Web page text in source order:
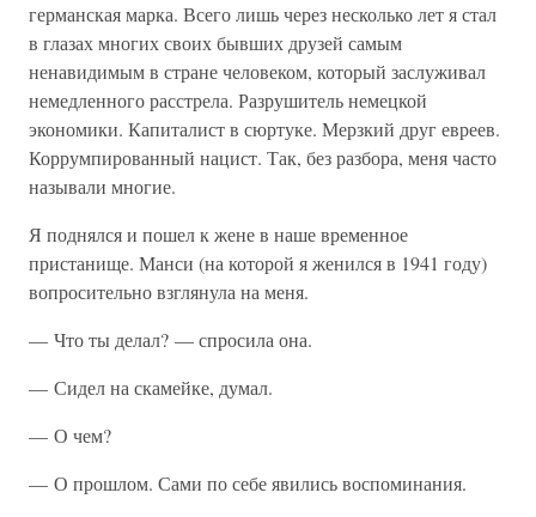
германская марка. Всего лишь через несколько лет я стал
в глазах многих своих бывших друзей самым
ненавидимым в стране человеком, который заслуживал
немедленного расстрела. Разрушитель немецкой
экономики. Капиталист в сюртуке. Мерзкий друг евреев.
Коррумпированный нацист. Так, без разбора, меня часто
называли многие.
Я поднялся и пошел к жене в наше временное
пристанище. Манси (на которой я женился в 1941 году)
вопросительно взглянула на меня.
— Что ты делал? — спросила она.
— Сидел на скамейке, думал.
— О чем?
— О прошлом. Сами по себе явились воспоминания.